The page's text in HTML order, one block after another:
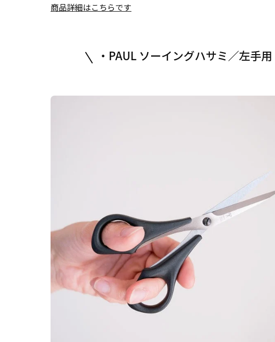
商品詳細はこちらです
・PAUL ソーイングハサミ／左手用